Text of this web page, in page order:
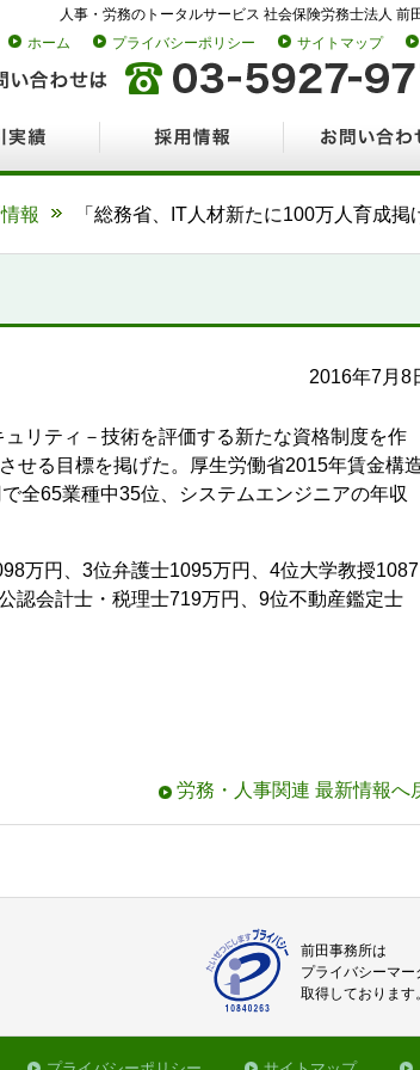
人事・労務のトータルサービス 社会保険労務士法人 前
ホーム
プライバシーポリシー サイトマップ
報 「総務省、IT人材新たに100万人育成掲
2016年7月8
リティ－技術を評価する新たな資格制度を作
せる目標を掲げた。厚生労働省2015年賃金構
全65業種中35位、システムエンジニアの年収
万円、3位弁護士1095万円、4位大学教授1087
認会計士・税理士719万円、9位不動産鑑定士
労務・人事関連 最新情報へ
前田事務所は
プライバシーマー
取得しております。